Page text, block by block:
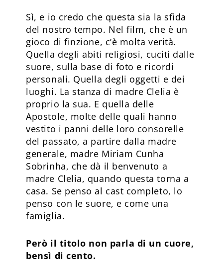
Sì, e io credo che questa sia la sfida
del nostro tempo. Nel film, che è un
gioco di finzione, c’è molta verità.
Quella degli abiti religiosi, cuciti dalle
suore, sulla base di foto e ricordi
personali. Quella degli oggetti e dei
luoghi. La stanza di madre Clelia è
proprio la sua. E quella delle
Apostole, molte delle quali hanno
vestito i panni delle loro consorelle
del passato, a partire dalla madre
generale, madre Miriam Cunha
Sobrinha, che dà il benvenuto a
madre Clelia, quando questa torna a
casa. Se penso al cast completo, lo
penso con le suore, e come una
famiglia.
Però il titolo non parla di un cuore,
bensì di cento.